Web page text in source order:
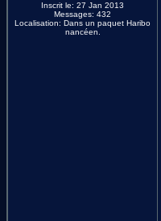
Inscrit le: 27 Jan 2013
Messages: 432
Localisation: Dans un paquet Haribo
nancéen.